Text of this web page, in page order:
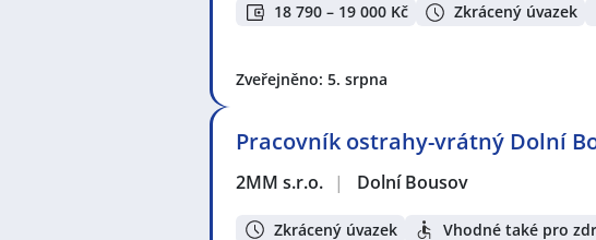
18 790 – 19 000 Kč Zkrácený úvazek
Zveřejněno: 5. srpna
Pracovník ostrahy-vrátný Dolní
2MM s.r.o. | Dolní Bousov
Zkrácený úvazek Vhodné také pro